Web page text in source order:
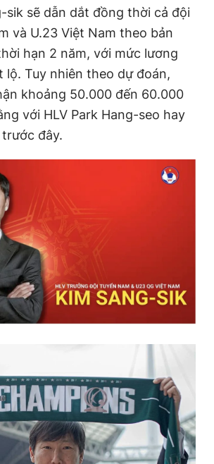
Liên hệ quảng cáo
0908 780 404
cáo RSS Tòa soạn Chính sách bảo
Ngọc Toàn
trực: Hải Thành
Hiếu Dũng
Việt Hưng
Đức Trung
số 110/GP - BTTTT cấp ngày 24.3.2020
thuộc về Báo Thanh Niên. Cấm sao
thức nếu không có sự chấp thuận bằng văn
Technologies, JSC.
sik sẽ dẫn dắt đồng thời cả đội
và U.23 Việt Nam theo bản
hạn 2 năm, với mức lương
lộ. Tuy nhiên theo dự đoán,
khoảng 50.000 đến 60.000
với HLV Park Hang-seo hay
đây.